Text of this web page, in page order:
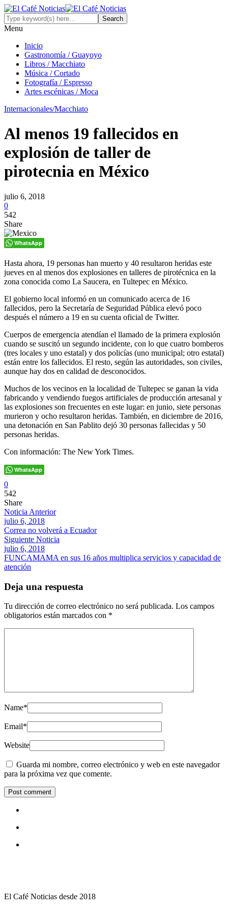
Menu
Inicio
Gastronomía / Guayoyo
Libros / Macchiato
Música / Cortado
Fotografía / Espresso
Artes escénicas / Moca
Internacionales/Macchiato
Al menos 19 fallecidos en
explosión de taller de
pirotecnia en México
julio 6, 2018
0
542
Share
WhatsApp
Hasta ahora, 19 personas han muerto y 40 resultaron heridas este
jueves en al menos dos explosiones en talleres de pirotécnica en la
zona conocida como La Saucera, en Tultepec en México.
El gobierno local informó en un comunicado acerca de 16
fallecidos, pero la Secretaría de Seguridad Pública elevó poco
después el número a 19 en su cuenta oficial de Twitter.
Cuerpos de emergencia atendían el llamado de la primera explosión
cuando se suscitó un segundo incidente, con lo que cuatro bomberos
(tres locales y uno estatal) y dos policías (uno municipal; otro estatal)
están entre los fallecidos. El resto, según las autoridades, son civiles,
aunque hay dos en calidad de desconocidos.
Muchos de los vecinos en la localidad de Tultepec se ganan la vida
fabricando y vendiendo fuegos artificiales de producción artesanal y
las explosiones son frecuentes en este lugar: en junio, siete personas
murieron y ocho resultaron heridas. También, en diciembre de 2016,
una detonación en San Pablito dejó 30 personas fallecidas y 50
personas heridas.
Con información: The New York Times.
WhatsApp
0
542
Share
Noticia Anterior
julio 6, 2018
Correa no volverá a Ecuador
Siguiente Noticia
julio 6, 2018
FUNCAMAMA en sus 16 años multiplica servicios y capacidad de
atención
Deja una respuesta
Tu dirección de correo electrónico no será publicada. Los campos
obligatorios están marcados con *
Name*
Email*
Website
Guarda mi nombre, correo electrónico y web en este navegador
para la próxima vez que comente.
El Café Noticias desde 2018